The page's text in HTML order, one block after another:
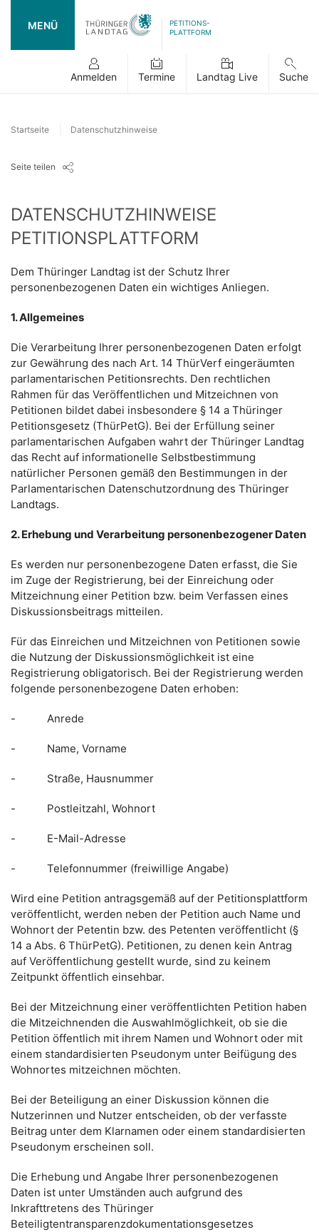
MENÜ
PETITIONS-
PLATTFORM
Anmelden Termine Landtag Live Suche
Startseite Datenschutzhinweise
Seite teilen
DATENSCHUTZHINWEISE
PETITIONSPLATTFORM
Dem Thüringer Landtag ist der Schutz Ihrer
personenbezogenen Daten ein wichtiges Anliegen.
1. Allgemeines
Die Verarbeitung Ihrer personenbezogenen Daten erfolgt
zur Gewährung des nach Art. 14 ThürVerf eingeräumten
parlamentarischen Petitionsrechts. Den rechtlichen
Rahmen für das Veröffentlichen und Mitzeichnen von
Petitionen bildet dabei insbesondere § 14 a Thüringer
Petitionsgesetz (ThürPetG). Bei der Erfüllung seiner
parlamentarischen Aufgaben wahrt der Thüringer Landtag
das Recht auf informationelle Selbstbestimmung
natürlicher Personen gemäß den Bestimmungen in der
Parlamentarischen Datenschutzordnung des Thüringer
Landtags.
2. Erhebung und Verarbeitung personenbezogener Daten
Es werden nur personenbezogene Daten erfasst, die Sie
im Zuge der Registrierung, bei der Einreichung oder
Mitzeichnung einer Petition bzw. beim Verfassen eines
Diskussionsbeitrags mitteilen.
Für das Einreichen und Mitzeichnen von Petitionen sowie
die Nutzung der Diskussionsmöglichkeit ist eine
Registrierung obligatorisch. Bei der Registrierung werden
folgende personenbezogene Daten erhoben:
- Anrede
- Name, Vorname
- Straße, Hausnummer
- Postleitzahl, Wohnort
- E-Mail-Adresse
- Telefonnummer (freiwillige Angabe)
Wird eine Petition antragsgemäß auf der Petitionsplattform
veröffentlicht, werden neben der Petition auch Name und
Wohnort der Petentin bzw. des Petenten veröffentlicht (§
14 a Abs. 6 ThürPetG). Petitionen, zu denen kein Antrag
auf Veröffentlichung gestellt wurde, sind zu keinem
Zeitpunkt öffentlich einsehbar.
Bei der Mitzeichnung einer veröffentlichten Petition haben
die Mitzeichnenden die Auswahlmöglichkeit, ob sie die
Petition öffentlich mit ihrem Namen und Wohnort oder mit
einem standardisierten Pseudonym unter Beifügung des
Wohnortes mitzeichnen möchten.
Bei der Beteiligung an einer Diskussion können die
Nutzerinnen und Nutzer entscheiden, ob der verfasste
Beitrag unter dem Klarnamen oder einem standardisierten
Pseudonym erscheinen soll.
Die Erhebung und Angabe Ihrer personenbezogenen
Daten ist unter Umständen auch aufgrund des
Inkrafttretens des Thüringer
Beteiligtentransparenzdokumentationsgesetzes